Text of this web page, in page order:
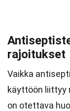
rajoitukset
Vaikka
käyttöön liittyy
on otettava